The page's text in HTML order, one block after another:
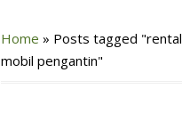
Home » Posts tagged "rental
mobil pengantin"